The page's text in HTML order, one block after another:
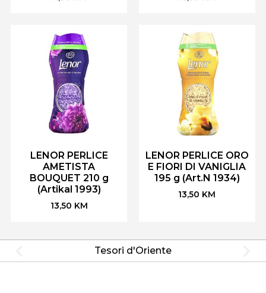
LENOR PERLICE
AMETISTA
BOUQUET 210 g
(Artikal 1993)
13,50 KM
LENOR PERLICE ORO
E FIORI DI VANIGLIA
195 g (Art.N 1934)
13,50 KM
Tesori d'Oriente